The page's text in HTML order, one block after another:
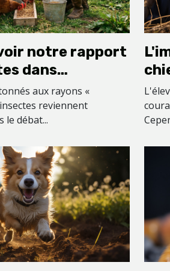
notre rapport
dans
animale ?
aux rayons «
reviennent
le débat...
: le